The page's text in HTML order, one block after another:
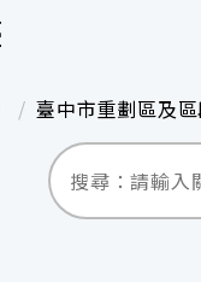
放平臺
臺中市重劃區及